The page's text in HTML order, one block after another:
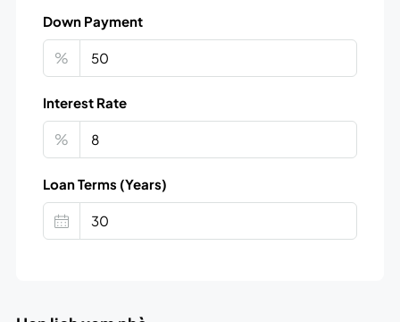
Down Payment
%
Interest Rate
%
Loan Terms (Years)